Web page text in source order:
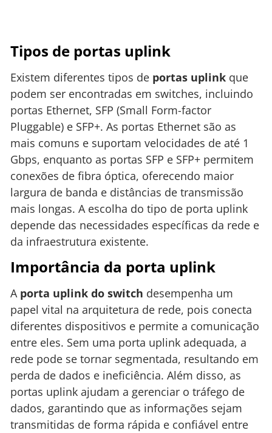
Tipos de portas uplink
Existem diferentes tipos de portas uplink que
podem ser encontradas em switches, incluindo
portas Ethernet, SFP (Small Form-factor
Pluggable) e SFP+. As portas Ethernet são as
mais comuns e suportam velocidades de até 1
Gbps, enquanto as portas SFP e SFP+ permitem
conexões de fibra óptica, oferecendo maior
largura de banda e distâncias de transmissão
mais longas. A escolha do tipo de porta uplink
depende das necessidades específicas da rede e
da infraestrutura existente.
Importância da porta uplink
A porta uplink do switch desempenha um
papel vital na arquitetura de rede, pois conecta
diferentes dispositivos e permite a comunicação
entre eles. Sem uma porta uplink adequada, a
rede pode se tornar segmentada, resultando em
perda de dados e ineficiência. Além disso, as
portas uplink ajudam a gerenciar o tráfego de
dados, garantindo que as informações sejam
transmitidas de forma rápida e confiável entre